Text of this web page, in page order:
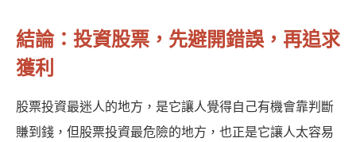
結論：投資股票，先避開錯誤，再追求
獲利
股票投資最迷人的地方，是它讓人覺得自己有機會靠判斷
賺到錢，但股票投資最危險的地方，也正是它讓人太容易